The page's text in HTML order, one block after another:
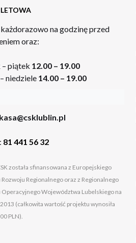
na godzinę przed
oraz:
piątek 12.00 – 19.00
niedziele 14.00 – 19.00
kasa@csklublin.pl
81 441 56 32
została sfinansowana z Europejskiego
Regionalnego oraz z Regionalnego
Operacyjnego Województwa Lubelskiego na
(całkowita wartość projektu wynosiła
PLN).